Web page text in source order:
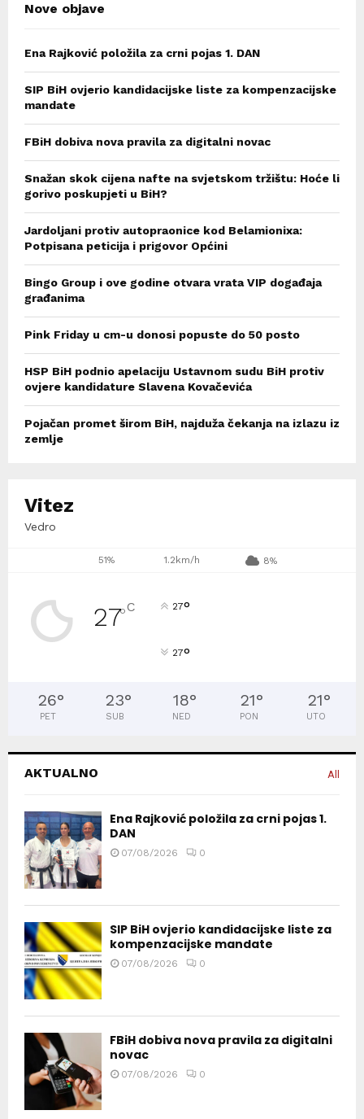
Nove objave
Ena Rajković položila za crni pojas 1. DAN
SIP BiH ovjerio kandidacijske liste za kompenzacijske
mandate
FBiH dobiva nova pravila za digitalni novac
Snažan skok cijena nafte na svjetskom tržištu: Hoće li
gorivo poskupjeti u BiH?
Jardoljani protiv autopraonice kod Belamionixa:
Potpisana peticija i prigovor Općini
Bingo Group i ove godine otvara vrata VIP događaja
građanima
Pink Friday u cm-u donosi popuste do 50 posto
HSP BiH podnio apelaciju Ustavnom sudu BiH protiv
ovjere kandidature Slavena Kovačevića
Pojačan promet širom BiH, najduža čekanja na izlazu iz
zemlje
Vitez
Vedro
51% 1.2km/h 8%
27°C 27°
27°
26°
PET
23°
SUB
18°
NED
21°
PON
21°
UTO
AKTUALNO All
Ena Rajković položila za crni pojas 1.
DAN
07/08/2026 0
SIP BiH ovjerio kandidacijske liste za
kompenzacijske mandate
07/08/2026 0
FBiH dobiva nova pravila za digitalni
novac
07/08/2026 0